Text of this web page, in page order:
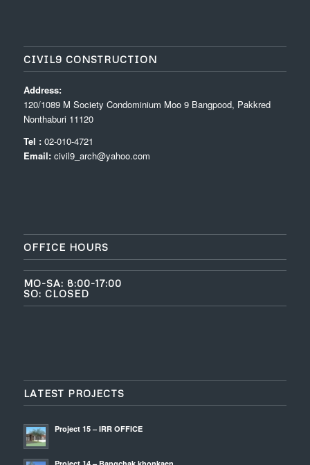
CIVIL9 CONSTRUCTION
Address:
120/1089 M Society Condominium Moo 9 Bangpood, Pakkred
Nonthaburi 11120
Tel :02-010-4721
Email: civil9_arch@yahoo.com
OFFICE HOURS
MO-SA: 8:00-17:00
SO: CLOSED
LATEST PROJECTS
Project 15 – IRR OFFICE